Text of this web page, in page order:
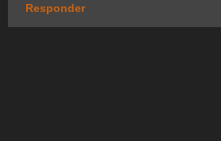
Responder